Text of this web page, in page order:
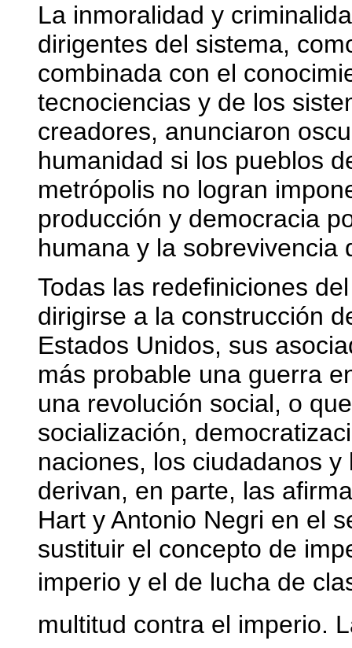
La inmoralidad y
dirigentes del sistema,
combinada con el
tecnociencias y de los
creadores, anunciaron
humanidad si los pueblos
metrópolis no logran
producción y democracia
humana y la sobrevivencia
Todas las redefiniciones
dirigirse a la construcción
Estados Unidos, sus
más probable una guerra
una revolución social, o
socialización,
naciones, los ciudadanos
derivan, en parte, las
Hart y Antonio Negri en el
sustituir el concepto de
imperio y el de lucha de
multitud contra el